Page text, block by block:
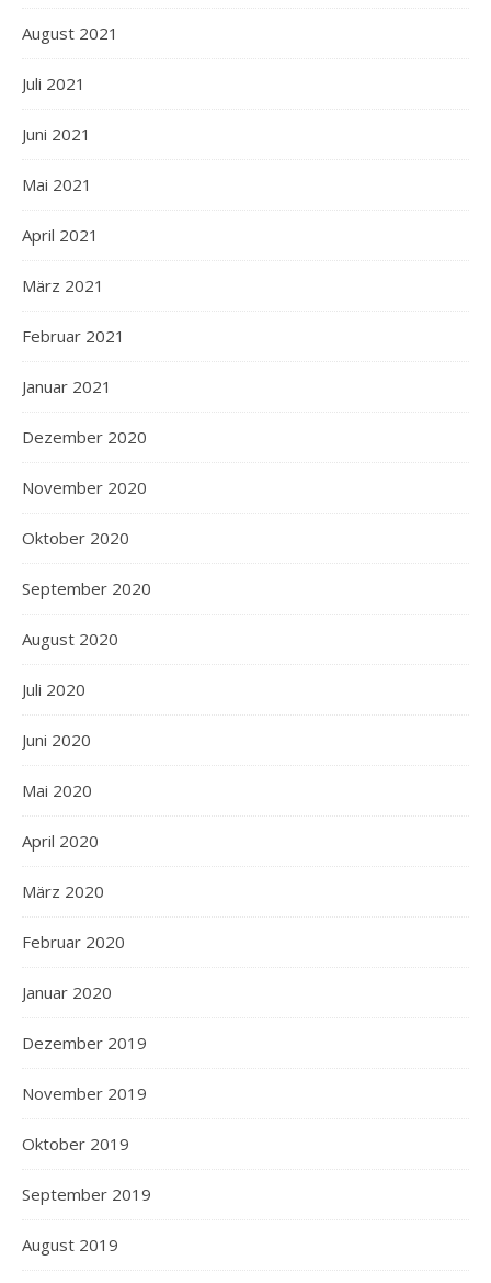
August 2021
Juli 2021
Juni 2021
Mai 2021
April 2021
März 2021
Februar 2021
Januar 2021
Dezember 2020
November 2020
Oktober 2020
September 2020
August 2020
Juli 2020
Juni 2020
Mai 2020
April 2020
März 2020
Februar 2020
Januar 2020
Dezember 2019
November 2019
Oktober 2019
September 2019
August 2019